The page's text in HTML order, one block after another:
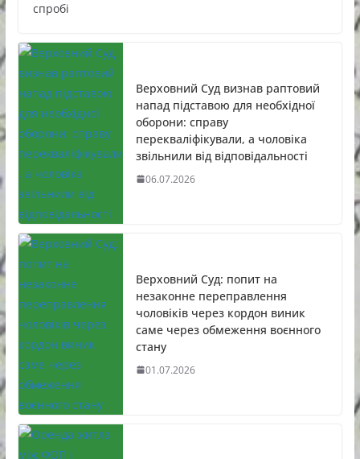
спробі
Верховний Суд визнав раптовий
напад підставою для необхідної
оборони: справу
перекваліфікували, а чоловіка
звільнили від відповідальності
06.07.2026
Верховний Суд: попит на
незаконне переправлення
чоловіків через кордон виник
саме через обмеження воєнного
стану
01.07.2026